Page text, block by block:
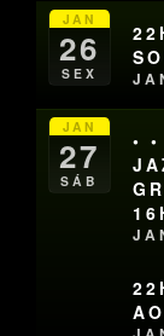
JAN
26
SEX
JAN
27
SÁB
•